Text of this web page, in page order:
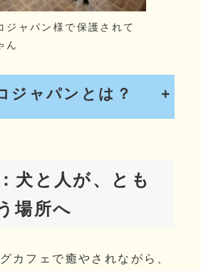
ジャパン様で保護されて
ん
ジャパンとは？ +
犬と人が、とも
場所へ
カフェで癒やされながら、